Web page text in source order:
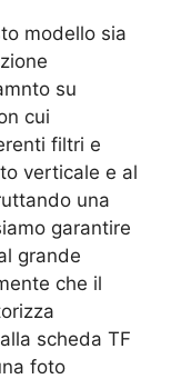
modello sia
su
cui
filtri e
verticale e al
una
garantire
grande
che il
scheda TF
foto